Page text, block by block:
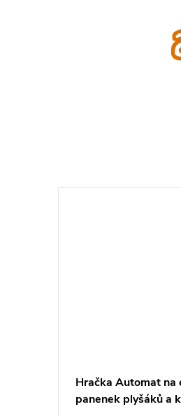
Hračka Automat na
panenek plyšáků a